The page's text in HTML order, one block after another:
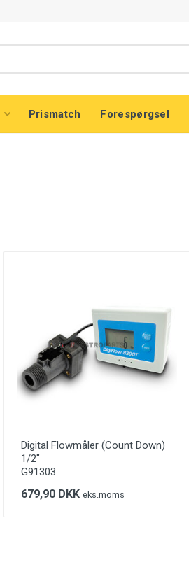
Prismatch Forespørgsel
Digital Flowmåler (Count Down)
1/2″
G91303
679,90 DKK eks.moms